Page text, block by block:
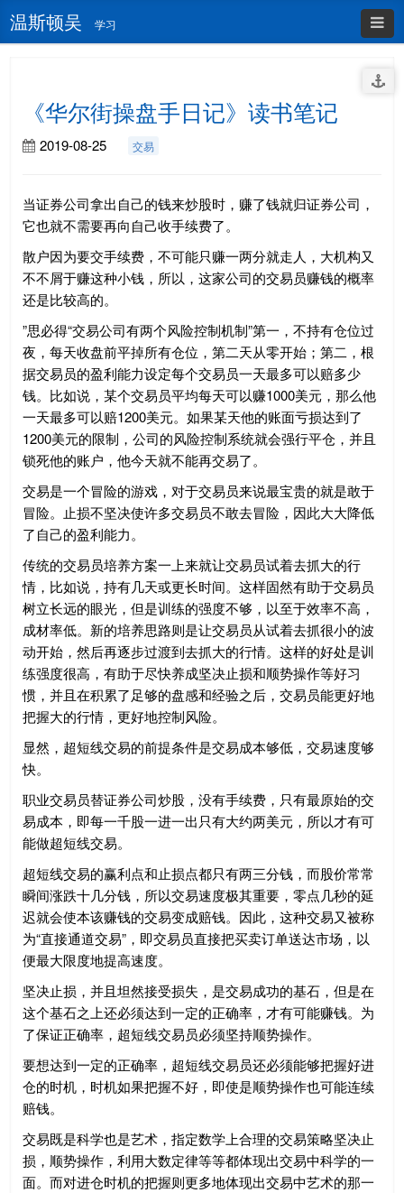
温斯顿吴 学习
《华尔街操盘手日记》读书笔记
2019-08-25 交易
当证券公司拿出自己的钱来炒股时，赚了钱就归证券公司，
它也就不需要再向自己收手续费了。
散户因为要交手续费，不可能只赚一两分就走人，大机构又
不不屑于赚这种小钱，所以，这家公司的交易员赚钱的概率
还是比较高的。
”思必得“交易公司有两个风险控制机制”第一，不持有仓位过
夜，每天收盘前平掉所有仓位，第二天从零开始；第二，根
据交易员的盈利能力设定每个交易员一天最多可以赔多少
钱。比如说，某个交易员平均每天可以赚1000美元，那么他
一天最多可以赔1200美元。如果某天他的账面亏损达到了
1200美元的限制，公司的风险控制系统就会强行平仓，并且
锁死他的账户，他今天就不能再交易了。
交易是一个冒险的游戏，对于交易员来说最宝贵的就是敢于
冒险。止损不坚决使许多交易员不敢去冒险，因此大大降低
了自己的盈利能力。
传统的交易员培养方案一上来就让交易员试着去抓大的行
情，比如说，持有几天或更长时间。这样固然有助于交易员
树立长远的眼光，但是训练的强度不够，以至于效率不高，
成材率低。新的培养思路则是让交易员从试着去抓很小的波
动开始，然后再逐步过渡到去抓大的行情。这样的好处是训
练强度很高，有助于尽快养成坚决止损和顺势操作等好习
惯，并且在积累了足够的盘感和经验之后，交易员能更好地
把握大的行情，更好地控制风险。
显然，超短线交易的前提条件是交易成本够低，交易速度够
快。
职业交易员替证券公司炒股，没有手续费，只有最原始的交
易成本，即每一千股一进一出只有大约两美元，所以才有可
能做超短线交易。
超短线交易的赢利点和止损点都只有两三分钱，而股价常常
瞬间涨跌十几分钱，所以交易速度极其重要，零点几秒的延
迟就会使本该赚钱的交易变成赔钱。因此，这种交易又被称
为“直接通道交易”，即交易员直接把买卖订单送达市场，以
便最大限度地提高速度。
坚决止损，并且坦然接受损失，是交易成功的基石，但是在
这个基石之上还必须达到一定的正确率，才有可能赚钱。为
了保证正确率，超短线交易员必须坚持顺势操作。
要想达到一定的正确率，超短线交易员还必须能够把握好进
仓的时机，时机如果把握不好，即使是顺势操作也可能连续
赔钱。
交易既是科学也是艺术，指定数学上合理的交易策略坚决止
损，顺势操作，利用大数定律等等都体现出交易中科学的一
面。而对进仓时机的把握则更多地体现出交易中艺术的那一